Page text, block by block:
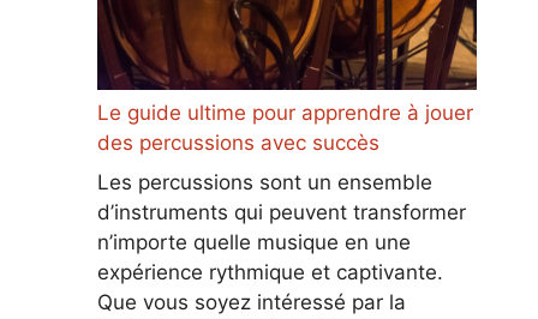
Le guide ultime pour apprendre à jouer
des percussions avec succès
Les percussions sont un ensemble
d’instruments qui peuvent transformer
n’importe quelle musique en une
expérience rythmique et captivante.
Que vous soyez intéressé par la